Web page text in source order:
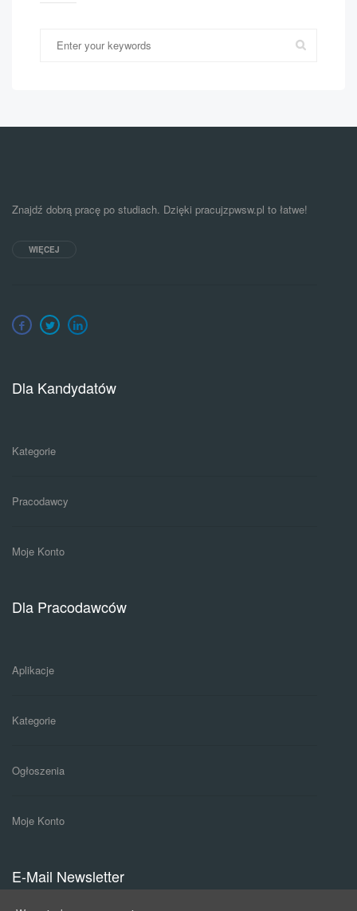
Znajdź dobrą pracę po studiach. Dzięki pracujzpwsw.pl to łatwe!
WIĘCEJ
Dla Kandydatów
Kategorie
Pracodawcy
Moje Konto
Dla Pracodawców
Aplikacje
Kategorie
Ogłoszenia
Moje Konto
E-Mail Newsletter